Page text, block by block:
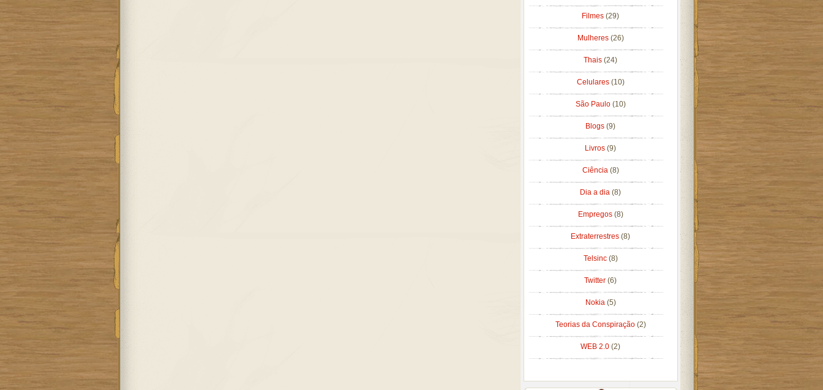
Filmes (29)
Mulheres (26)
Thais (24)
Celulares (10)
São Paulo (10)
Blogs (9)
Livros (9)
Ciência (8)
Dia a dia (8)
Empregos (8)
Extraterrestres (8)
Telsinc (8)
Twitter (6)
Nokia (5)
Teorias da Conspiração (2)
WEB 2.0 (2)